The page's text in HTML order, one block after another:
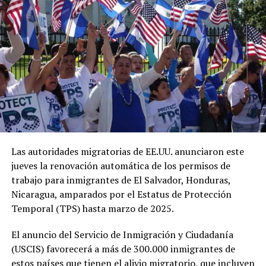
Facebook X
Me gusta esto:
Entre las principales mejoras se encuentra la nueva
Terminal de Llegadas, que incorpora 34 nuevos puntos
migratorios, para un total de 73 posiciones de atención,
Asimismo, el sistema de manejo de equipaje opera con
12 bandas transportadoras, con capacidad para
procesar hasta 16,500 maletas por hora, incluyendo una
banda especializada para equipaje sobredimensionado.
Para los pasajeros que salen del país, la terminal
Las autoridades migratorias de EE.UU. anunciaron este
jueves la renovación automática de los permisos de
trabajo para inmigrantes de El Salvador, Honduras,
Nicaragua, amparados por el Estatus de Protección
Temporal (TPS) hasta marzo de 2025.
El anuncio del Servicio de Inmigración y Ciudadanía
(USCIS) favorecerá a más de 300.000 inmigrantes de
estos países que tienen el alivio migratorio, que incluyen